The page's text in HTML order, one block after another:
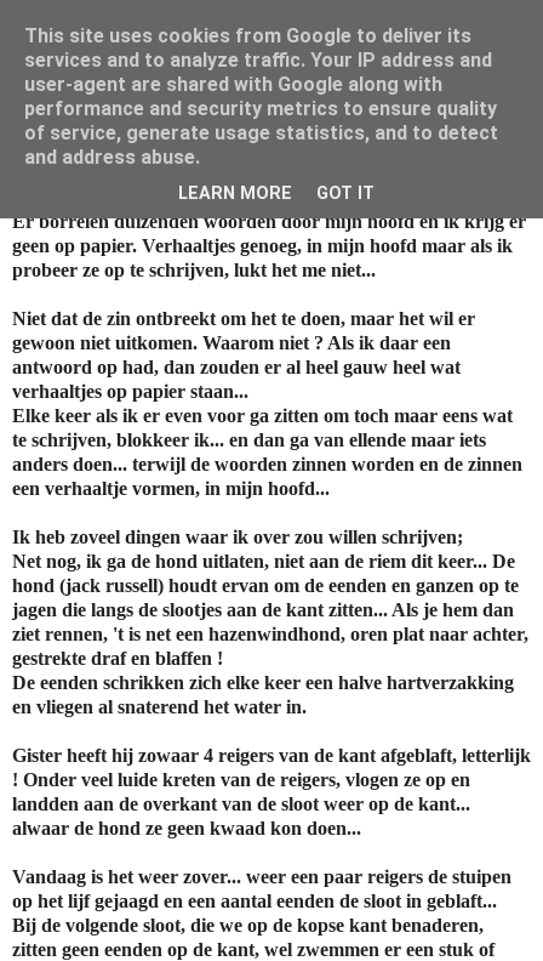
Mamouna's Enya
vrijdag 8 juli 2011
Schrijvers blok
Er borrelen duizenden woorden door mijn hoofd en ik krijg er
geen op papier. Verhaaltjes genoeg, in mijn hoofd maar als ik
probeer ze op te schrijven, lukt het me niet...
Niet dat de zin ontbreekt om het te doen, maar het wil er
gewoon niet uitkomen. Waarom niet ? Als ik daar een
antwoord op had, dan zouden er al heel gauw heel wat
verhaaltjes op papier staan...
Elke keer als ik er even voor ga zitten om toch maar eens wat
te schrijven, blokkeer ik... en dan ga van ellende maar iets
anders doen... terwijl de woorden zinnen worden en de zinnen
een verhaaltje vormen, in mijn hoofd...
Ik heb zoveel dingen waar ik over zou willen schrijven;
Net nog, ik ga de hond uitlaten, niet aan de riem dit keer... De
hond (jack russell) houdt ervan om de eenden en ganzen op te
jagen die langs de slootjes aan de kant zitten... Als je hem dan
ziet rennen, 't is net een hazenwindhond, oren plat naar achter,
gestrekte draf en blaffen !
De eenden schrikken zich elke keer een halve hartverzakking
en vliegen al snaterend het water in.
Gister heeft hij zowaar 4 reigers van de kant afgeblaft, letterlijk
! Onder veel luide kreten van de reigers, vlogen ze op en
landden aan de overkant van de sloot weer op de kant...
alwaar de hond ze geen kwaad kon doen...
Vandaag is het weer zover... weer een paar reigers de stuipen
op het lijf gejaagd en een aantal eenden de sloot in geblaft...
Bij de volgende sloot, die we op de kopse kant benaderen,
zitten geen eenden op de kant, wel zwemmen er een stuk of
This site uses cookies from Google to deliver its
services and to analyze traffic. Your IP address and
user-agent are shared with Google along with
performance and security metrics to ensure quality
of service, generate usage statistics, and to detect
and address abuse.
LEARN MORE GOT IT